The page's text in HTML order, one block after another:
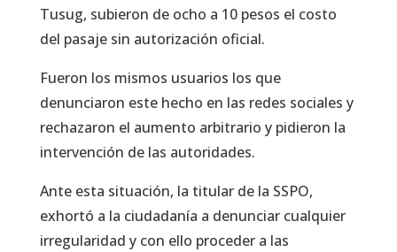
Tusug, subieron de ocho a 10 pesos el costo
del pasaje sin autorización oficial.
Fueron los mismos usuarios los que
denunciaron este hecho en las redes sociales y
rechazaron el aumento arbitrario y pidieron la
intervención de las autoridades.
Ante esta situación, la titular de la SSPO,
exhortó a la ciudadanía a denunciar cualquier
irregularidad y con ello proceder a las